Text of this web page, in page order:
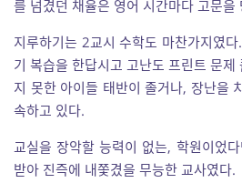
를 넘겼던 채율은 영어 시간마다 고문을
지루하기는 2교시 수학도 마찬가지였
기 복습을 한답시고 고난도 프린트 문
지 못한 아이들 태반이 졸거나, 장난을
속하고 있다.
교실을 장악할 능력이 없는, 학원이었
받아 진즉에 내쫓겼을 무능한 교사였다.